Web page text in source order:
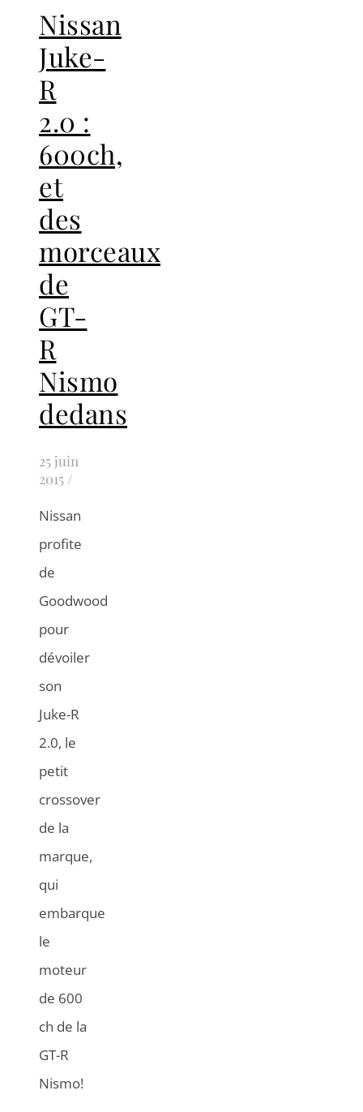
Nissan
Juke-
R
2.0 :
600ch,
et
des
morceaux
de
GT-
R
Nismo
dedans
25 juin
2015 /
Nissan
profite
de
Goodwood
pour
dévoiler
son
Juke-R
2.0, le
petit
crossover
de la
marque,
qui
embarque
le
moteur
de 600
ch de la
GT-R
Nismo!